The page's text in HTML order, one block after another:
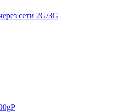
сети 2G/3G